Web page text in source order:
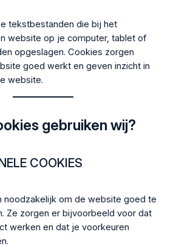
tekstbestanden die bij het
website op je computer, tablet of
opgeslagen. Cookies zorgen
goed werkt en geven inzicht in
website.
gebruiken wij?
COOKIES
noodzakelijk om de website goed te
Ze zorgen er bijvoorbeeld voor dat
werken en dat je voorkeuren